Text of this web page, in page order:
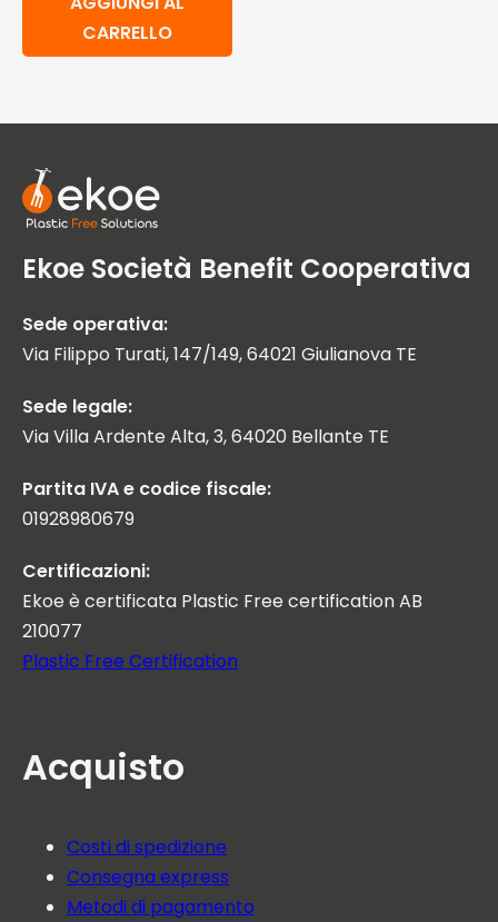
CARRELLO
Ekoe Società Benefit Cooperativa
Sede operativa:
Via Filippo Turati, 147/149, 64021 Giulianova TE
Sede legale:
Via Villa Ardente Alta, 3, 64020 Bellante TE
Partita IVA e codice fiscale:
01928980679
Certificazioni:
Ekoe è certificata Plastic Free certification AB
210077
Plastic Free Certification
Acquisto
Costi di spedizione
Consegna express
Metodi di pagamento